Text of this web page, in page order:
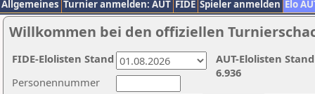
Allgemeines Turnier anmelden: AUT FIDE Spieler anmelden Elo
Willkommen bei den offiziellen
Personennummer
AUT-Elolisten
6.936
FIDE-Elolisten Stand